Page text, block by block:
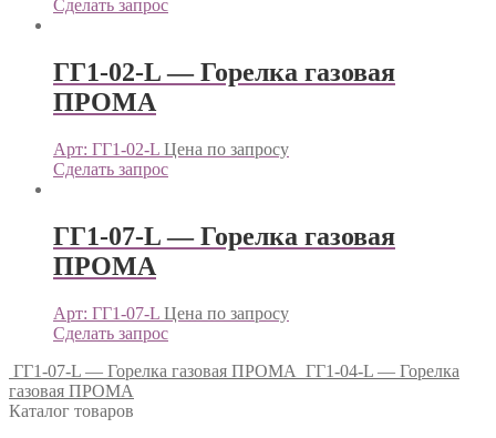
Сделать запрос
ГГ1-02-L — Горелка газовая
ПРОМА
Арт: ГГ1-02-L Цена по запросу
Сделать запрос
ГГ1-07-L — Горелка газовая
ПРОМА
Арт: ГГ1-07-L Цена по запросу
Сделать запрос
ГГ1-07-L — Горелка газовая ПРОМА ГГ1-04-L — Горелка
газовая ПРОМА
Каталог товаров